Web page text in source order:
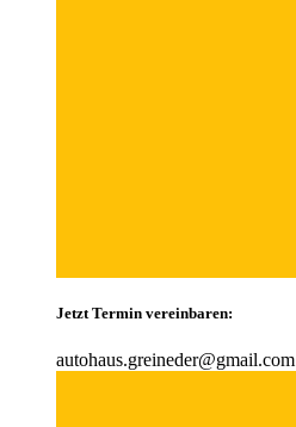
Jetzt Termin vereinbaren:
autohaus.greineder@gmail.com